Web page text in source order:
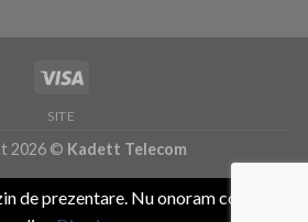
SITE
2026 © Kadett Telecom
de prezentare. Nu onoram comenzi